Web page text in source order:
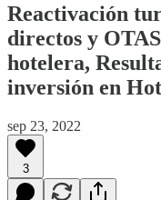
Reactivación
directos y
hotelera,
inversión en
sep 23, 2022
3